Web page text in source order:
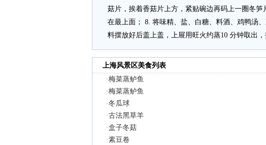
菇片，挨着香菇片上方，紧贴碗边再码上一圈冬
在最上面； 8. 将味精、盐、白糖、料酒、鸡鸭汤
料摆放好后盖上盖，上屉用旺火约蒸10 分钟取出
上海风景区美食列表
·梅菜蒸鲈鱼
·梅菜蒸鲈鱼
·冬瓜球
·古法黑草羊
·盒子冬菇
·素豆卷